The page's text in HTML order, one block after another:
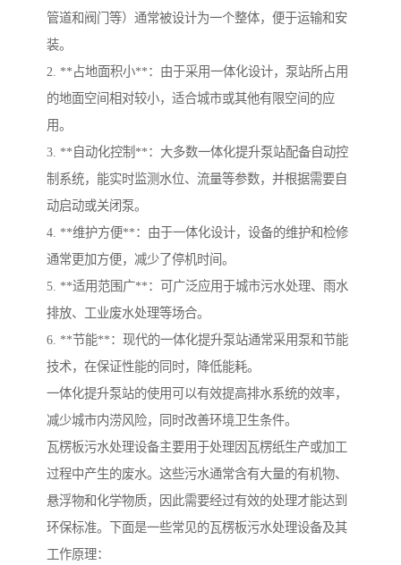
管道和阀门等）通常被设计为一个整体，便于运输和安
装。
2. **占地面积小**：由于采用一体化设计，泵站所占用
的地面空间相对较小，适合城市或其他有限空间的应
用。
3. **自动化控制**：大多数一体化提升泵站配备自动控
制系统，能实时监测水位、流量等参数，并根据需要自
动启动或关闭泵。
4. **维护方便**：由于一体化设计，设备的维护和检修
通常更加方便，减少了停机时间。
5. **适用范围广**：可广泛应用于城市污水处理、雨水
排放、工业废水处理等场合。
6. **节能**：现代的一体化提升泵站通常采用泵和节能
技术，在保证性能的同时，降低能耗。
一体化提升泵站的使用可以有效提高排水系统的效率，
减少城市内涝风险，同时改善环境卫生条件。
瓦楞板污水处理设备主要用于处理因瓦楞纸生产或加工
过程中产生的废水。这些污水通常含有大量的有机物、
悬浮物和化学物质，因此需要经过有效的处理才能达到
环保标准。下面是一些常见的瓦楞板污水处理设备及其
工作原理：